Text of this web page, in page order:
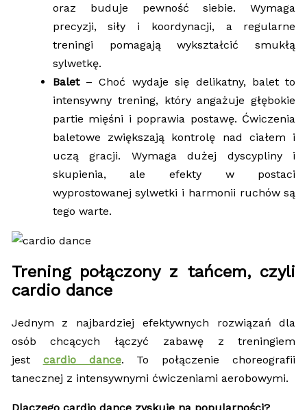
oraz buduje pewność siebie. Wymaga
precyzji, siły i koordynacji, a regularne
treningi pomagają wykształcić smukłą
sylwetkę.
Balet – Choć wydaje się delikatny, balet to
intensywny trening, który angażuje głębokie
partie mięśni i poprawia postawę. Ćwiczenia
baletowe zwiększają kontrolę nad ciałem i
uczą gracji. Wymaga dużej dyscypliny i
skupienia, ale efekty w postaci
wyprostowanej sylwetki i harmonii ruchów są
tego warte.
Trening połączony z tańcem, czyli
cardio dance
Jednym z najbardziej efektywnych rozwiązań dla
osób chcących łączyć zabawę z treningiem
jest cardio dance. To połączenie choreografii
tanecznej z intensywnymi ćwiczeniami aerobowymi.